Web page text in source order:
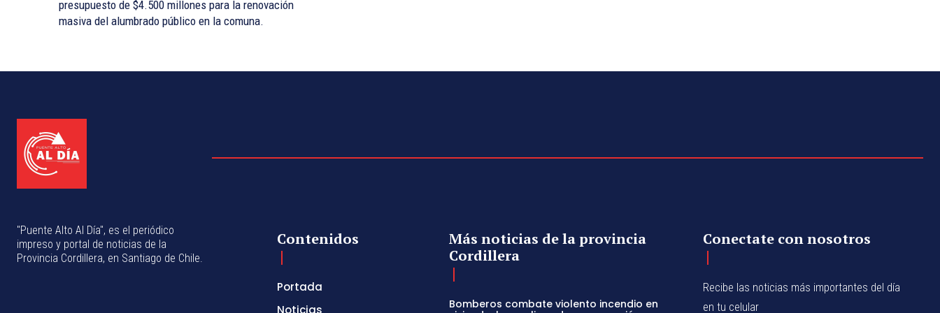
presupuesto de $4.500 millones para la renovación
masiva del alumbrado público en la comuna.
"Puente Alto Al Día", es el periódico
impreso y portal de noticias de la
Provincia Cordillera, en Santiago de Chile.
Contenidos
Portada
Más noticias de la provincia
Cordillera
Bomberos combate violento incendio en
Conectate con nosotros
Recibe las noticias más importantes del día
en tu celular